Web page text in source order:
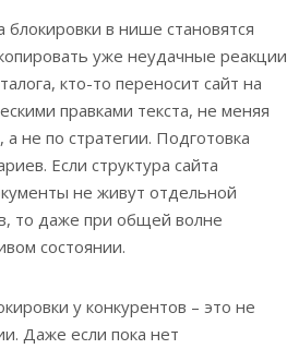
в нише становятся
уже неудачные реакции
кто-то переносит сайт на
правками текста, не меняя
не по стратегии. Подготовка
Если структура сайта
не живут отдельной
то даже при общей волне
состоянии.
у конкурентов – это не
Даже если пока нет